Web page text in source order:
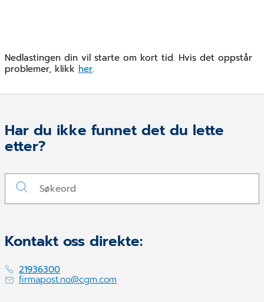
Nedlastingen din vil starte om kort tid. Hvis det oppstår
problemer, klikk her.
Har du ikke funnet det du lette
etter?
Kontakt oss direkte:
21936300
firmapost.no@cgm.com